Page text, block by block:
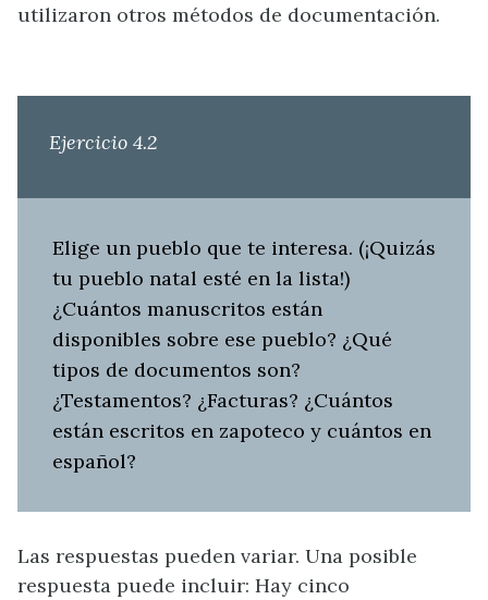
utilizaron otros métodos de documentación.
Ejercicio 4.2
Elige un pueblo que te interesa. (¡Quizás
tu pueblo natal esté en la lista!)
¿Cuántos manuscritos están
disponibles sobre ese pueblo? ¿Qué
tipos de documentos son?
¿Testamentos? ¿Facturas? ¿Cuántos
están escritos en zapoteco y cuántos en
español?
Las respuestas pueden variar. Una posible
respuesta puede incluir: Hay cinco